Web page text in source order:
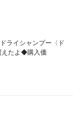
ライシャンプー〈ド
えたよ◆購入価